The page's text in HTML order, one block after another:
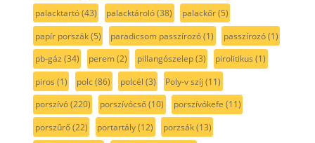
palacktartó(43) palacktároló(38) palackőr(5)
papír porszák(5) paradicsom passzírozó(1) passzírozó(1)
pb-gáz (34) perem(2) pillangószelep(3) pirolitikus (1)
piros (1) polc(86) polcél (3) Poly-v szíj (11)
porszívó(220) porszívócső(10) porszívókefe (11)
porszűrő(22) portartály(12) porzsák(13)